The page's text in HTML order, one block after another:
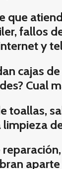
que
fallos
y
cajas
Cual
toallas,